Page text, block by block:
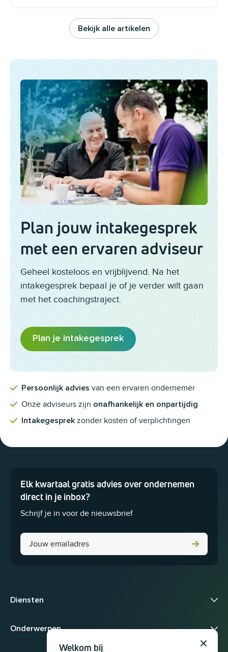
Bekijk alle artikelen
Plan jouw intakegesprek
met een ervaren adviseur
Geheel kosteloos en vrijblijvend. Na het
intakegesprek bepaal je of je verder wilt gaan
met het coachingstraject.
Plan je intakegesprek
Persoonlijk advies van een ervaren ondernemer
Onze adviseurs zijn onafhankelijk en onpartijdig
Intakegesprek zonder kosten of verplichtingen
Elk kwartaal gratis advies over ondernemen
direct in je inbox?
Schrijf je in voor de nieuwsbrief
Company
Dit veld is bedoeld voor validatiedoeleinden en moet niet worden
Diensten
Onderwerpen
Welkom bij Sluit